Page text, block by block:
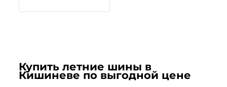
Купить летние шины в
Кишиневе по выгодной цене